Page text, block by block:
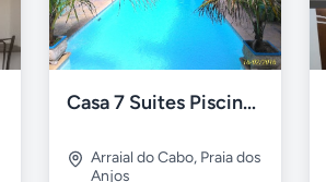
Casa 7 Suites Piscina - Praia dos Anjos
Arraial do Cabo, Praia dos
Anjos